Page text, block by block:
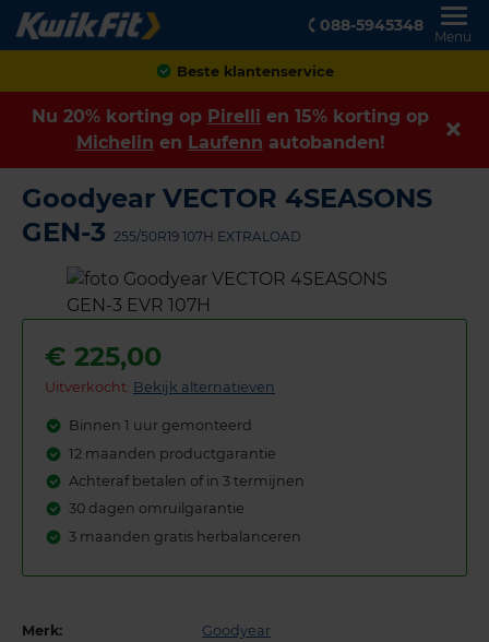
088-5945348
Menu
Beste klantenservice
Nu 20% korting op Pirelli en 15% korting op
Michelin en Laufenn autobanden!
Goodyear VECTOR 4SEASONS
GEN-3 255/50R19 107H EXTRALOAD
€ 225,00
Uitverkocht: Bekijk alternatieven
Binnen 1 uur gemonteerd
12 maanden productgarantie
Achteraf betalen of in 3 termijnen
30 dagen omruilgarantie
3 maanden gratis herbalanceren
Merk: Goodyear